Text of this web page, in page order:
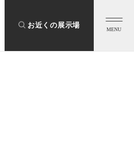
お近くの展示場
MENU